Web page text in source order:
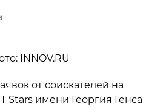
INNOV.RU
от соискателей на
Stars имени Георгия Генса